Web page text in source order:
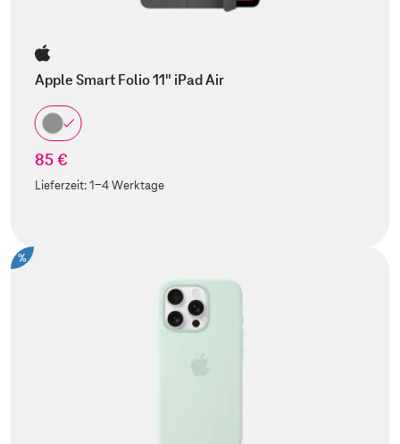
Apple Smart Folio 11" iPad Air
85 €
Lieferzeit:1-4 Werktage
%